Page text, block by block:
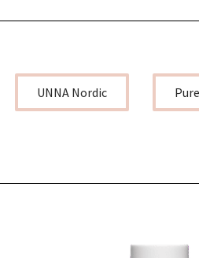
UNNA Nordic